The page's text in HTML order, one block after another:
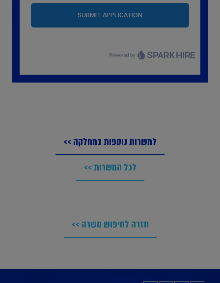
למשרות נוספות במחלקה >>
לכל המשרות >>
חזרה לחיפוש משרה >>